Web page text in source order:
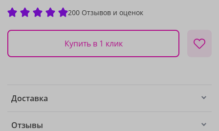
200 Отзывов и оценок
Купить в 1 клик
Доставка
Отзывы